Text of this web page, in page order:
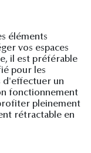
éléments
vos espaces
il est préférable
pour les
d'effectuer un
fonctionnement
pleinement
rétractable en